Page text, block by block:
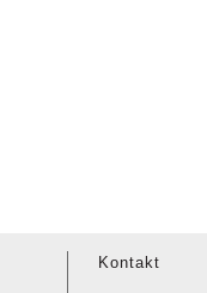
Kontakt